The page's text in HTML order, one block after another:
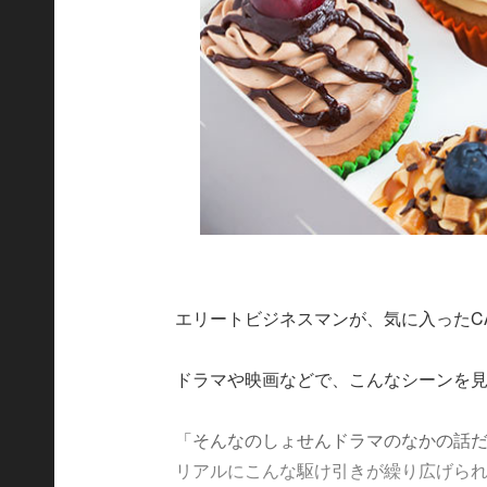
エリートビジネスマンが、気に入った
ドラマや映画などで、こんなシーンを
「そんなのしょせんドラマのなかの
リアルにこんな駆け引きが繰り広げら